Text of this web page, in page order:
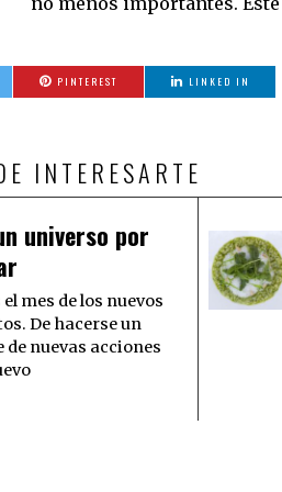
PINTEREST LINKED IN
INTERESARTE
universo por
el mes de los nuevos
De hacerse un
nuevas acciones